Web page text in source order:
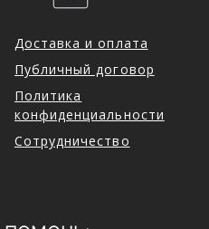
Доставка и оплата
Публичный договор
Политика
конфиденциальности
Сотрудничество